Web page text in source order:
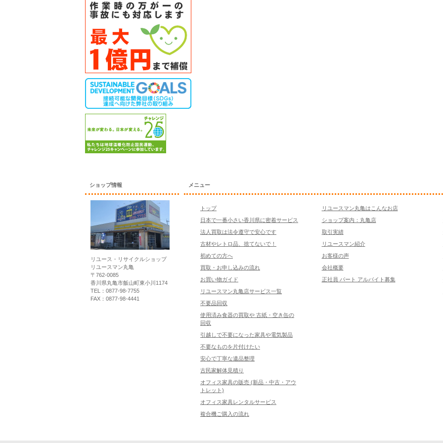
ショップ情報
リユース・リサイクルショップ
リユースマン丸亀
〒762-0085
香川県丸亀市飯山町東小川1174
TEL：0877-98-7755
FAX：0877-98-4441
メニュー
トップ
日本で一番小さい香川県に密着サービス
法人買取は法令遵守で安心です
古材やレトロ品、捨てないで！
初めての方へ
買取・お申し込みの流れ
お買い物ガイド
リユースマン丸亀店サービス一覧
不要品回収
使用済み食器の買取や 古紙・空き缶の
回収
引越しで不要になった家具や電気製品
不要なものを片付けたい
安心で丁寧な遺品整理
古民家解体見積り
オフィス家具の販売 (新品・中古・アウ
トレット)
オフィス家具レンタルサービス
複合機ご購入の流れ
リユースマン丸亀はこんなお店
ショップ案内：丸亀店
取引実績
リユースマン紹介
お客様の声
会社概要
正社員 パート アルバイト募集